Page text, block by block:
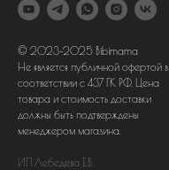
© 2023-2025 Bibimama
Не является публичной офертой в
соответствии с 437 ГК РФ. Цена
товара и стоимость доставки
должны быть подтверждены
менеджером магазина.
ИП Лебедева Е.В.